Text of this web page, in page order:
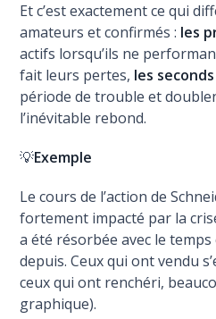
Et c’est exactement ce qui
amateurs et confirmés : les
actifs lorsqu’ils ne
fait leurs pertes, les
période de trouble et
l’inévitable rebond.
💡Exemple
Le cours de l’action de
fortement impacté par la
a été résorbée avec le
depuis. Ceux qui ont vendu
ceux qui ont renchéri,
graphique).